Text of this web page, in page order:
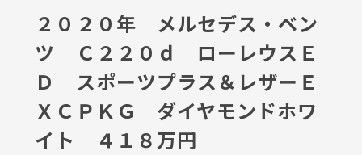
２０２０年 メルセデス・ベン
ツ Ｃ２２０ｄ ローレウスＥ
Ｄ スポーツプラス＆レザーＥ
ＸＣＰＫＧ ダイヤモンドホワ
イト ４１８万円